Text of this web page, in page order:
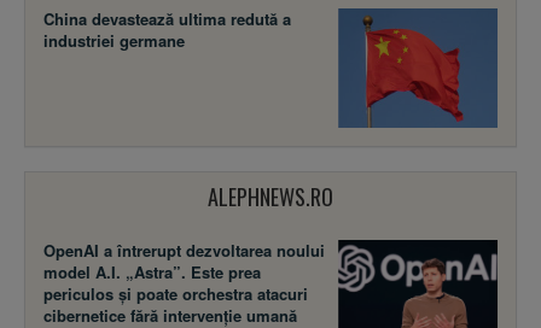
China devastează ultima redută a
industriei germane
ALEPHNEWS.RO
OpenAI a întrerupt dezvoltarea noului
model A.I. „Astra”. Este prea
periculos și poate orchestra atacuri
cibernetice fără intervenție umană